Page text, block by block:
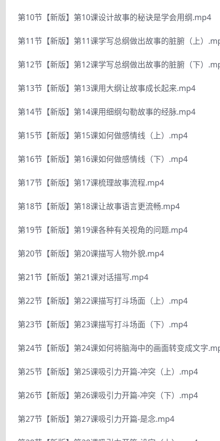
第10节【新版】第10课设计故事的秘诀是学会用纲.mp4
第11节【新版】第11课学写总纲做出故事的脏腑（上）
第12节【新版】第12课学写总纲做出故事的脏腑（下）
第13节【新版】第13课用大纲让故事成长起来.mp4
第14节【新版】第14课用细纲勾勒故事的经脉.mp4
第15节【新版】第15课如何做感情线（上）.mp4
第16节【新版】第16课如何做感情线（下）.mp4
第17节【新版】第17课梳理故事流程.mp4
第18节【新版】第18课让故事语言更流畅.mp4
第19节【新版】第19课各种有关视角的问题.mp4
第20节【新版】第20课描写人物外貌.mp4
第21节【新版】第21课对话描写.mp4
第22节【新版】第22课描写打斗场面（上）.mp4
第23节【新版】第23课描写打斗场面（下）.mp4
第24节【新版】第24课如何将脑海中的画面转变成文字
第25节【新版】第25课吸引力开篇-冲突（上）.mp4
第26节【新版】第26课吸引力开篇-冲突（下）.mp4
第27节【新版】第27课吸引力开篇-是念.mp4